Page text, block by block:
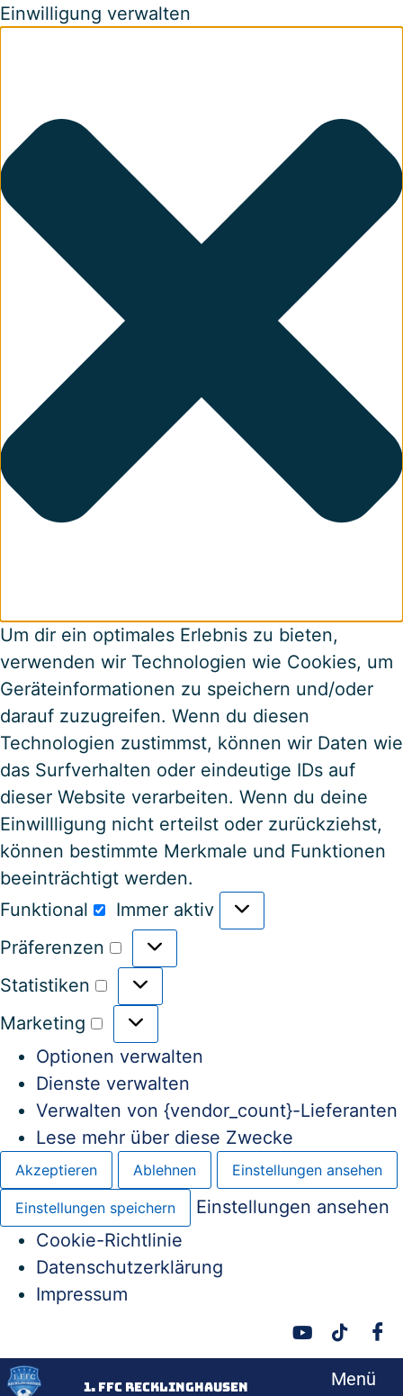
Einwilligung verwalten
Um dir ein optimales Erlebnis zu bieten,
verwenden wir Technologien wie Cookies, um
Geräteinformationen zu speichern und/oder
darauf zuzugreifen. Wenn du diesen
Technologien zustimmst, können wir Daten wie
das Surfverhalten oder eindeutige IDs auf
dieser Website verarbeiten. Wenn du deine
Einwillligung nicht erteilst oder zurückziehst,
können bestimmte Merkmale und Funktionen
beeinträchtigt werden.
Funktional
Immer aktiv
Präferenzen
Statistiken
Marketing
Optionen verwalten
Dienste verwalten
Verwalten von {vendor_count}-Lieferanten
Lese mehr über diese Zwecke
Akzeptieren Ablehnen Einstellungen ansehen
Einstellungen speichern
Einstellungen ansehen
Cookie-Richtlinie
Datenschutzerklärung
Impressum
1. FFC Recklinghausen Menü
<